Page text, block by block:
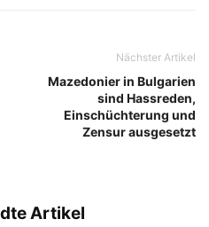
Nächster Artikel
Mazedonier in Bulgarien
sind Hassreden,
Einschüchterung und
Zensur ausgesetzt
Artikel